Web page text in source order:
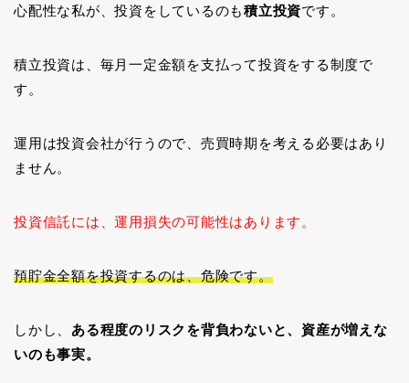
心配性な私が、投資をしているのも積立投資です。
積立投資は、毎月一定金額を支払って投資をする制度で
す。
運用は投資会社が行うので、売買時期を考える必要はあり
ません。
投資信託には、運用損失の可能性はあります。
預貯金全額を投資するのは、危険です。
しかし、 ある程度のリスクを背負わないと、資産が増えな
いのも事実。